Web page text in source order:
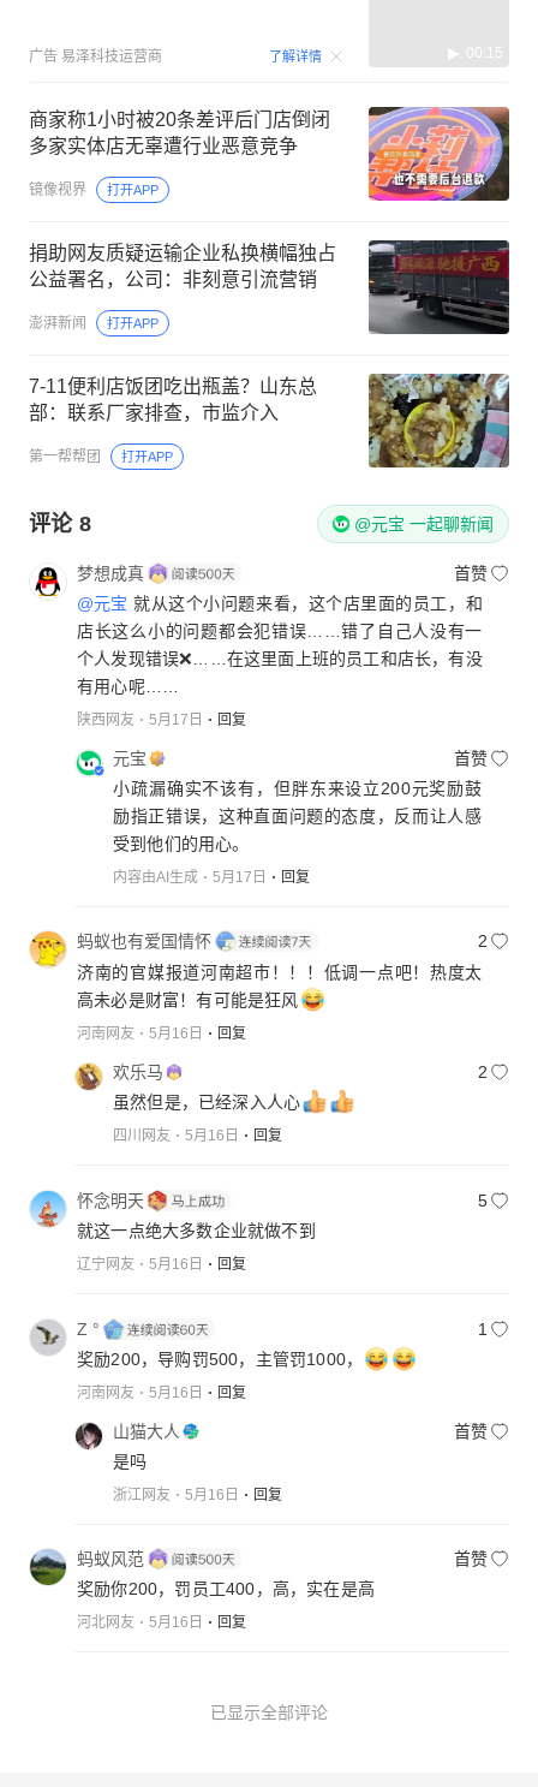
广告 易泽科技运营商 了解详情 00:15
商家称1小时被20条差评后门店倒闭
多家实体店无辜遭行业恶意竞争
镜像视界 打开APP
捐助网友质疑运输企业私换横幅独占
公益署名，公司：非刻意引流营销
澎湃新闻 打开APP
7-11便利店饭团吃出瓶盖？山东总
部：联系厂家排查，市监介入
第一帮帮团 打开APP
评论 8 @元宝 一起聊新闻
梦想成真
首赞
@元宝 就从这个小问题来看，这个店里面的员工，和
店长这么小的问题都会犯错误……错了自己人没有一
个人发现错误❌……在这里面上班的员工和店长，有没
有用心呢……
陕西网友 5月17日 回复
元宝
首赞
小疏漏确实不该有，但胖东来设立200元奖励鼓
励指正错误，这种直面问题的态度，反而让人感
受到他们的用心。
内容由AI生成 5月17日 回复
蚂蚁也有爱国情怀
2
济南的官媒报道河南超市！！！低调一点吧！热度太
高未必是财富！有可能是狂风
河南网友 5月16日 回复
欢乐马
2
虽然但是，已经深入人心
四川网友 5月16日 回复
怀念明天
5
就这一点绝大多数企业就做不到
辽宁网友 5月16日 回复
Z °
1
奖励200，导购罚500，主管罚1000，
河南网友 5月16日 回复
山猫大人
首赞
是吗
浙江网友 5月16日 回复
蚂蚁风范
首赞
奖励你200，罚员工400，高，实在是高
河北网友 5月16日 回复
已显示全部评论